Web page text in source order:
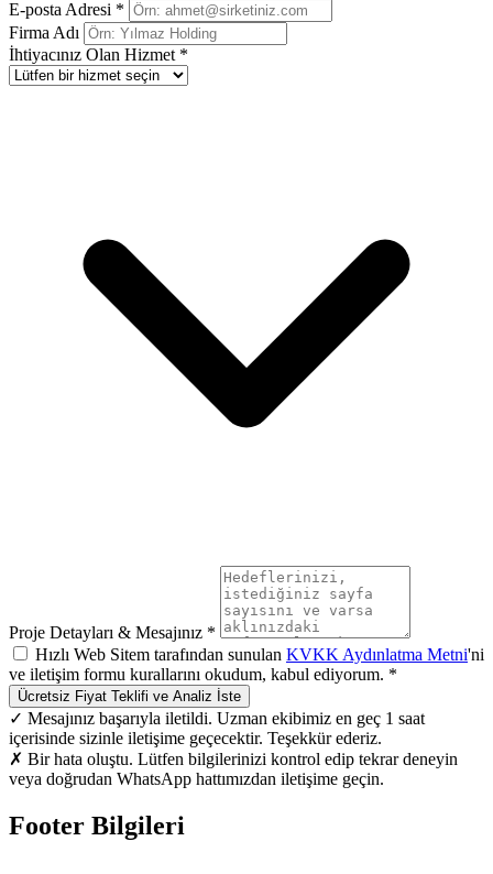
E-posta Adresi *
Firma Adı
İhtiyacınız Olan Hizmet *
Proje Detayları & Mesajınız *
Hızlı Web Sitem tarafından sunulan KVKK Aydınlatma Metni'ni
ve iletişim formu kurallarını okudum, kabul ediyorum. *
Ücretsiz Fiyat Teklifi ve Analiz İste
✓ Mesajınız başarıyla iletildi. Uzman ekibimiz en geç 1 saat
içerisinde sizinle iletişime geçecektir. Teşekkür ederiz.
✗ Bir hata oluştu. Lütfen bilgilerinizi kontrol edip tekrar deneyin
veya doğrudan WhatsApp hattımızdan iletişime geçin.
Footer Bilgileri